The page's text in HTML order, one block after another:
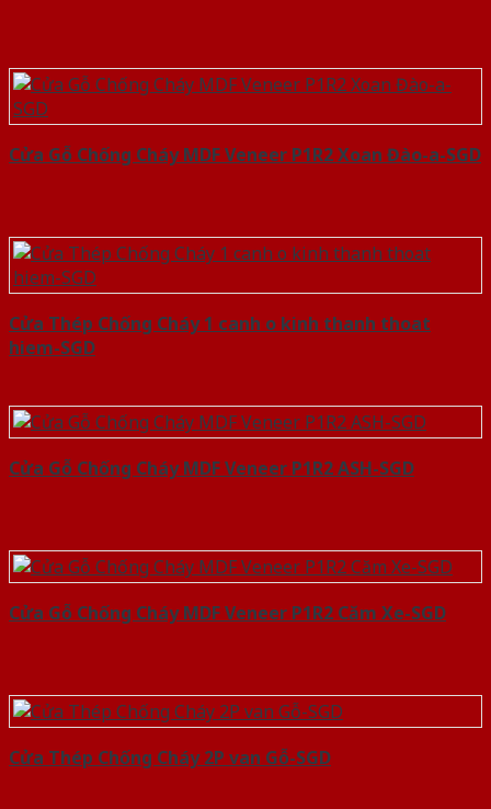
Cửa Gỗ Chống Cháy MDF Veneer P1R2 Xoan Đào-a-SGD
Cửa Thép Chống Cháy 1 canh o kinh thanh thoat
hiem-SGD
Cửa Gỗ Chống Cháy MDF Veneer P1R2 ASH-SGD
Cửa Gỗ Chống Cháy MDF Veneer P1R2 Căm Xe-SGD
Cửa Thép Chống Cháy 2P van Gỗ-SGD